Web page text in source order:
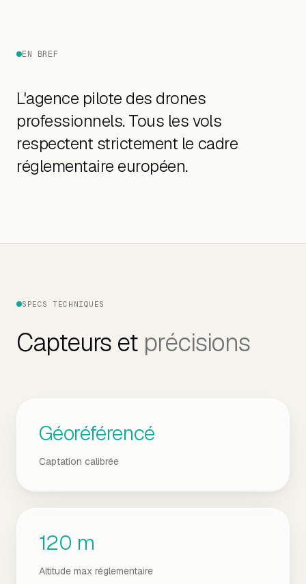
EN BREF
L'agence pilote des drones
professionnels. Tous les vols
respectent strictement le cadre
réglementaire européen.
SPECS TECHNIQUES
Capteurs et précisions
Géoréférencé
Captation calibrée
120 m
Altitude max réglementaire